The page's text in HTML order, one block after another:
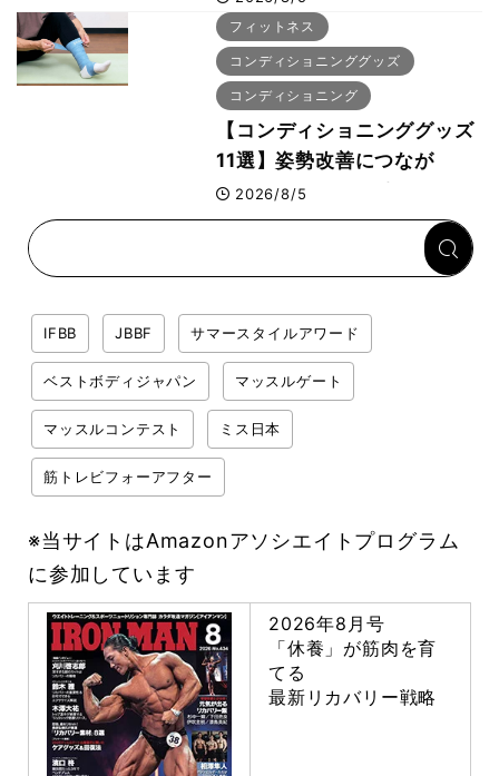
幕張メッセで8月6日から開
幕 約1万2,000人が集結
フィットネス
コンディショニンググッズ
コンディショニング
【コンディショニンググッズ
11選】姿勢改善につなが
る“A-wear（エーウェ
ア）”など、ボディビル元世
界王者・鈴木雅選手が解説
2026/8/5
IFBB JBBF サマースタイルアワード
ベストボディジャパン マッスルゲート
マッスルコンテスト ミス日本
筋トレビフォーアフター
※当サイトはAmazonアソシエイトプログラム
に参加しています
2026年8月号
「休養」が筋肉を育
てる
最新リカバリー戦略